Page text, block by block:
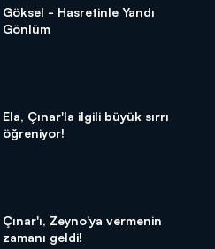
Göksel - Hasretinle Yandı
Gönlüm
Ela, Çınar'la ilgili büyük sırrı
öğreniyor!
Çınar'ı, Zeyno'ya vermenin
zamanı geldi!